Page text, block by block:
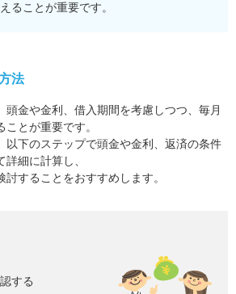
ることが重要です。
法
頭金や金利、借入期間を考慮しつつ、毎月
とが重要です。
以下のステップで頭金や金利、返済の条件
細に計算し、
することをおすすめします。
する